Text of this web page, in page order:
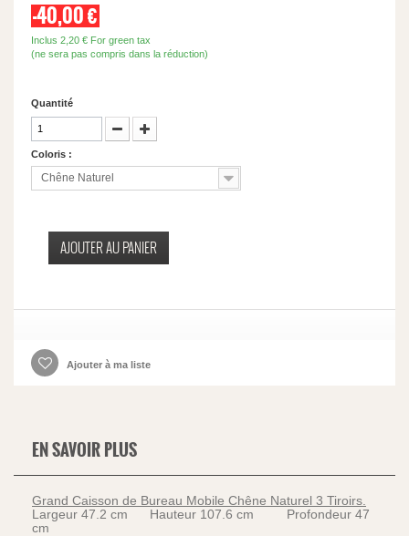
-40,00 €
Inclus 2,20 € For green tax
(ne sera pas compris dans la réduction)
Quantité
Coloris :
Chêne Naturel
AJOUTER AU PANIER
Ajouter à ma liste
EN SAVOIR PLUS
Grand Caisson de Bureau Mobile Chêne Naturel 3 Tiroirs.
Largeur 47.2 cm Hauteur 107.6 cm Profondeur 47
cm